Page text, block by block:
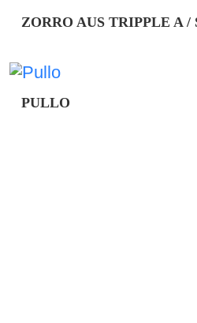
ZORRO AUS TRIPPLE A /
bleiben wird,da er in Trixie
PULLO